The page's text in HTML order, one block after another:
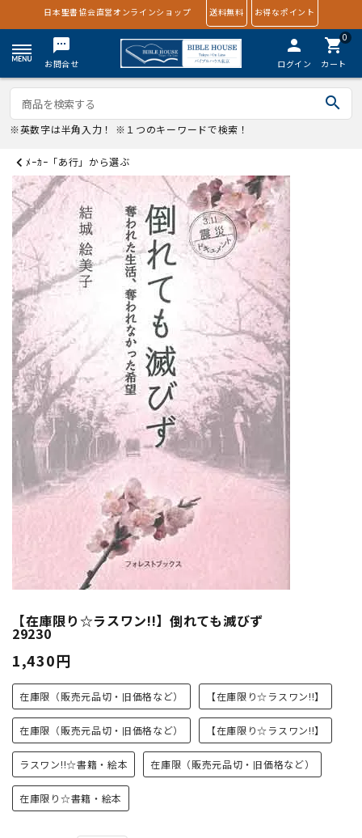
日本聖書協会直営オンラインショップ 送料無料 お得なポイント
textsms
お問合せ
person
ログイン
0
shopping_cart
カート
search
※英数字は半角入力！ ※１つのキーワードで検索！
ﾒｰｶｰ「あ行」から選ぶ
【在庫限り☆ラスワン!!】倒れても滅びず
29230
1,430円
在庫限（販売元品切・旧価格など） 【在庫限り☆ラスワン!!】
在庫限（販売元品切・旧価格など） 【在庫限り☆ラスワン!!】
ラスワン!!☆書籍・絵本 在庫限（販売元品切・旧価格など）
在庫限り☆書籍・絵本